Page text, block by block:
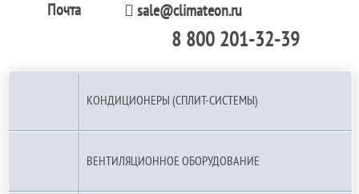
Почта sale@climateon.ru
8 800 201-32-39
КОНДИЦИОНЕРЫ (СПЛИТ-СИСТЕМЫ)
ВЕНТИЛЯЦИОННОЕ ОБОРУДОВАНИЕ